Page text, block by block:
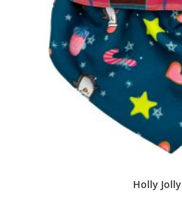
Holly Jolly